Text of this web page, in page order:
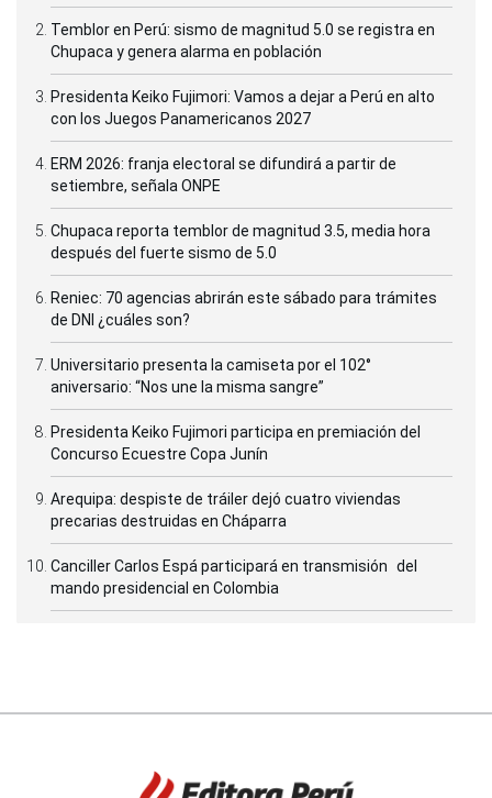
Temblor en Perú: sismo de magnitud 5.0 se registra en
Chupaca y genera alarma en población
Presidenta Keiko Fujimori: Vamos a dejar a Perú en alto
con los Juegos Panamericanos 2027
ERM 2026: franja electoral se difundirá a partir de
setiembre, señala ONPE
Chupaca reporta temblor de magnitud 3.5, media hora
después del fuerte sismo de 5.0
Reniec: 70 agencias abrirán este sábado para trámites
de DNI ¿cuáles son?
Universitario presenta la camiseta por el 102°
aniversario: “Nos une la misma sangre”
Presidenta Keiko Fujimori participa en premiación del
Concurso Ecuestre Copa Junín
Arequipa: despiste de tráiler dejó cuatro viviendas
precarias destruidas en Cháparra
Canciller Carlos Espá participará en transmisión del
mando presidencial en Colombia